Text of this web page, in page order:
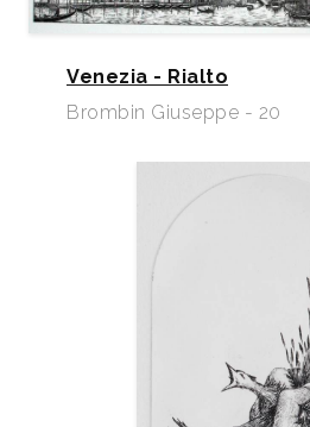
Venezia - Rialto
Brombin Giuseppe - 20